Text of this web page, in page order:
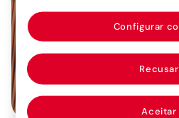
Serviços de
Serviços de
Recusar
Aceitar
Configurar